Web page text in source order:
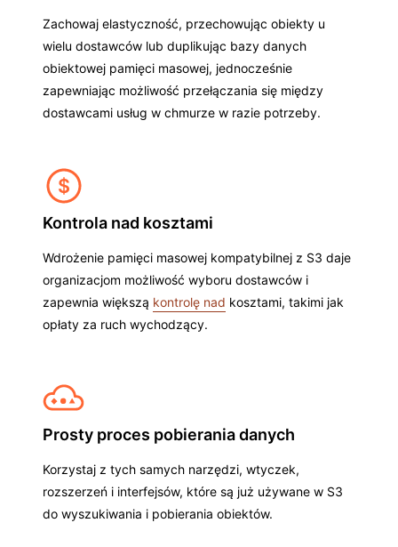
Zachowaj elastyczność, przechowując obiekty u
wielu dostawców lub duplikując bazy danych
obiektowej pamięci masowej, jednocześnie
zapewniając możliwość przełączania się między
dostawcami usług w chmurze w razie potrzeby.
Kontrola nad kosztami
Wdrożenie pamięci masowej kompatybilnej z S3 daje
organizacjom możliwość wyboru dostawców i
zapewnia większą kontrolę nad kosztami, takimi jak
opłaty za ruch wychodzący.
Prosty proces pobierania danych
Korzystaj z tych samych narzędzi, wtyczek,
rozszerzeń i interfejsów, które są już używane w S3
do wyszukiwania i pobierania obiektów.